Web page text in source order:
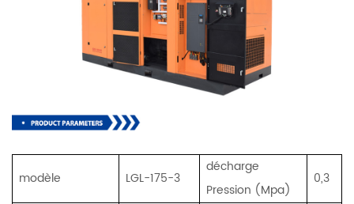
modèle LGL-175-3
décharge
Pression (Mpa)
0,3